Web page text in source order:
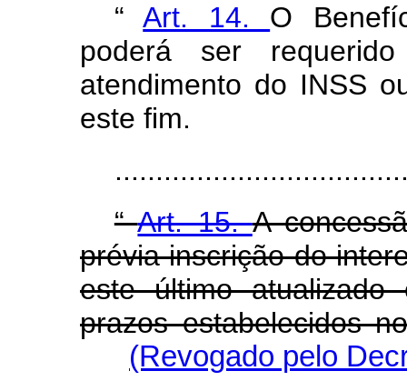
“Art. 14. O
poderá ser
atendimento do INSS
este fim.
“Art. 15.A
prévia inscrição do
este último
prazos estabelecidos
(Revogado pelo